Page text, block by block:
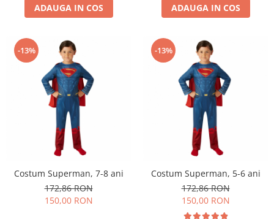
ADAUGA IN COS ADAUGA IN COS
-13%
Costum Superman, 7-8 ani
172,86 RON
150,00 RON
-13%
Costum Superman, 5-6 ani
172,86 RON
150,00 RON